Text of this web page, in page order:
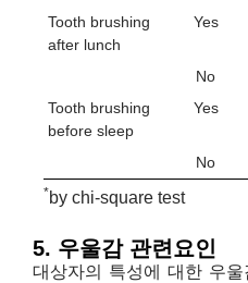
Tooth brushing
after lunch
Yes
No
Tooth brushing
before sleep
Yes
No
*by chi-square test
5. 우울감 관련요인
대상자의 특성에 대한 우